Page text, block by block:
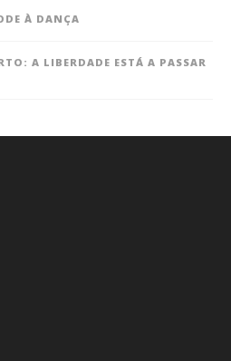
À DANÇA
A LIBERDADE ESTÁ A PASSAR